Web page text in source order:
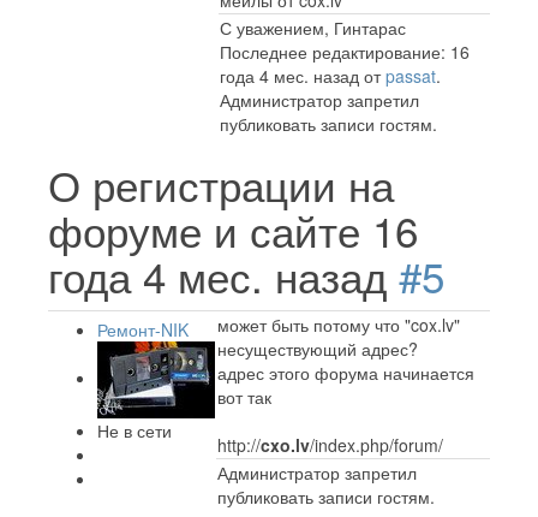
С уважением, Гинтарас
Последнее редактирование: 16
года 4 мес. назад отpassat.
Администратор запретил
публиковать записи гостям.
О регистрации на
форуме и сайте 16
года 4 мес. назад #5
Ремонт-NIK
Не в сети
может быть потому что "cox.lv"
несуществующий адрес?
адрес этого форума начинается
вот так
http://cxo.lv/index.php/forum/
Администратор запретил
публиковать записи гостям.